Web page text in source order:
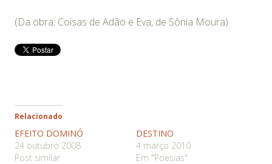
(Da obra: Coisas de Adão e Eva, de Sônia Moura)
Relacionado
EFEITO DOMINÓ
24 outubro 2008
Post similar
DESTINO
4 março 2010
Em "Poesias"